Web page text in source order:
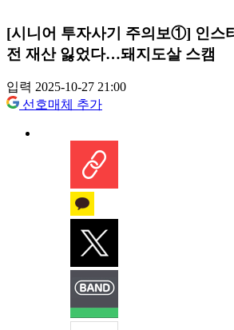
[시니어 투자사기 주의보①] 인스
전 재산 잃었다…돼지도살 스캠
입력 2025-10-27 21:00
선호매체 추가